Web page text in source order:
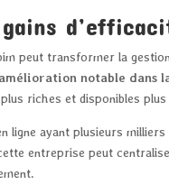
gains
peut transformer la
amélioration notable dans
riches et disponibles plus
ligne ayant plusieurs
entreprise peut